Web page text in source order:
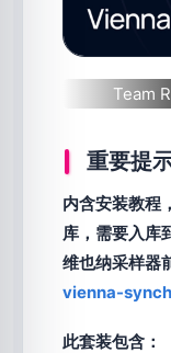
Team
重要提
内含安装教程
库，需要入库
维也纳采样器
vienna-
此套装包含：